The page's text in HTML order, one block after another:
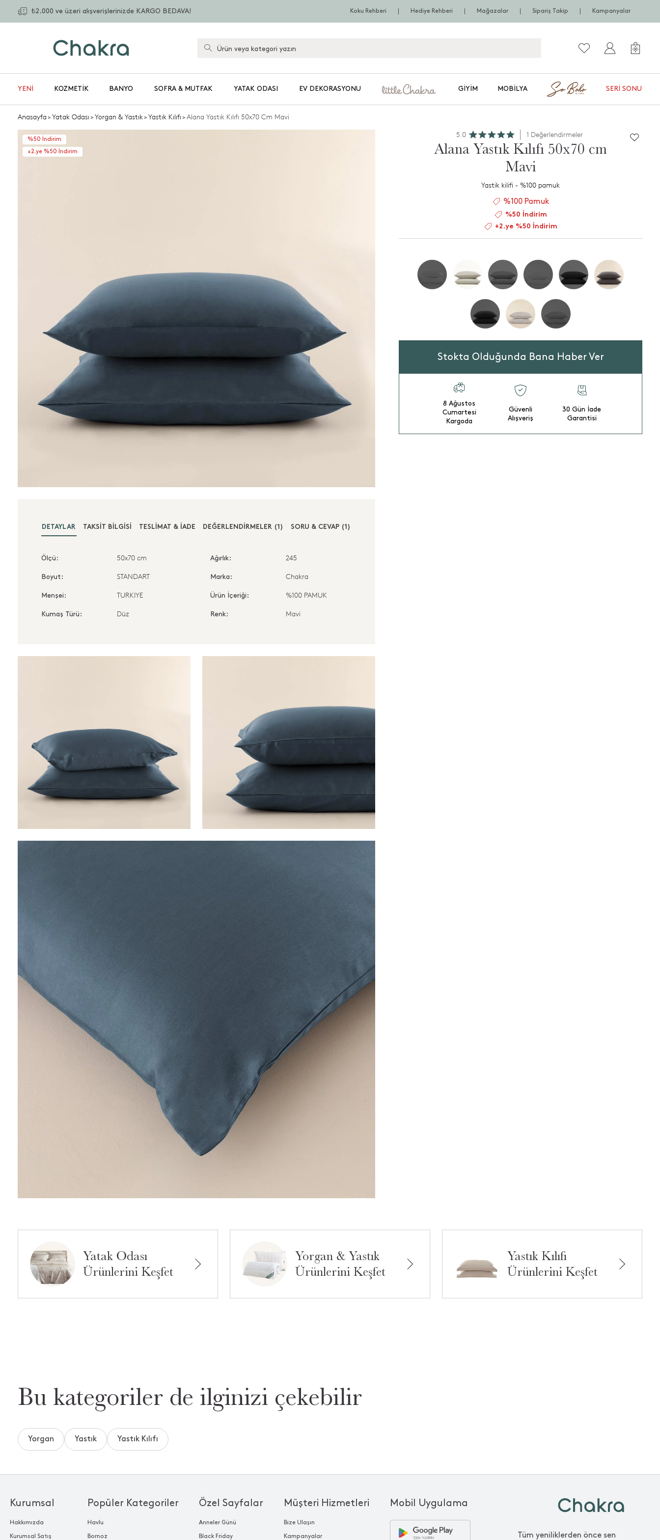
₺2.000 ve üzeri alışverişlerinizde KARGO BEDAVA! Koku Rehberi Hediye Rehberi Mağazalar Sipariş Takip Kampanyalar
YENİ KOZMETIK BANYO SOFRA & MUTFAK YATAK ODASI EV DEKORASYONU GIYIM MOBILYA SERI SONU
Anasayfa>Yatak Odası>Yorgan & Yastık>Yastık Kılıfı>Alana Yastık Kılıfı 50x70 Cm Mavi
%50 İndirim
+2.ye %50 İndirim
DETAYLAR TAKSIT BILGISI TESLIMAT & İADE DEĞERLENDİRMELER (1) SORU & CEVAP (1)
Ölçü: 50x70 cm Ağırlık: 245
Boyut: STANDART Marka: Chakra
Menşei: TURKIYE Ürün İçeriği: %100 PAMUK
Kumaş Türü: Düz Renk: Mavi
5.0 1 Değerlendirmeler
Alana Yastık Kılıfı 50x70 cm
Mavi
Yastik kilifi - %100 pamuk
%100 Pamuk
%50 İndirim
+2.ye %50 İndirim
Stokta Olduğunda Bana Haber Ver
8 Ağustos
Cumartesi
Kargoda
Güvenli
Alışveriş
30 Gün İade
Garantisi
Yatak Odası
Ürünlerini Keşfet
Yorgan & Yastık
Ürünlerini Keşfet
Yastık Kılıfı
Ürünlerini Keşfet
Bu kategoriler de ilginizi çekebilir
Yorgan Yastık Yastık Kılıfı
Tüm yeniliklerden önce sen
Popüler Kategoriler
Havlu
Bornoz
Özel Sayfalar
Anneler Günü
Black Friday
Kurumsal
Hakkımızda
Kurumsal Satış
Müşteri Hizmetleri
Bize Ulaşın
Kampanyalar
Mobil Uygulama